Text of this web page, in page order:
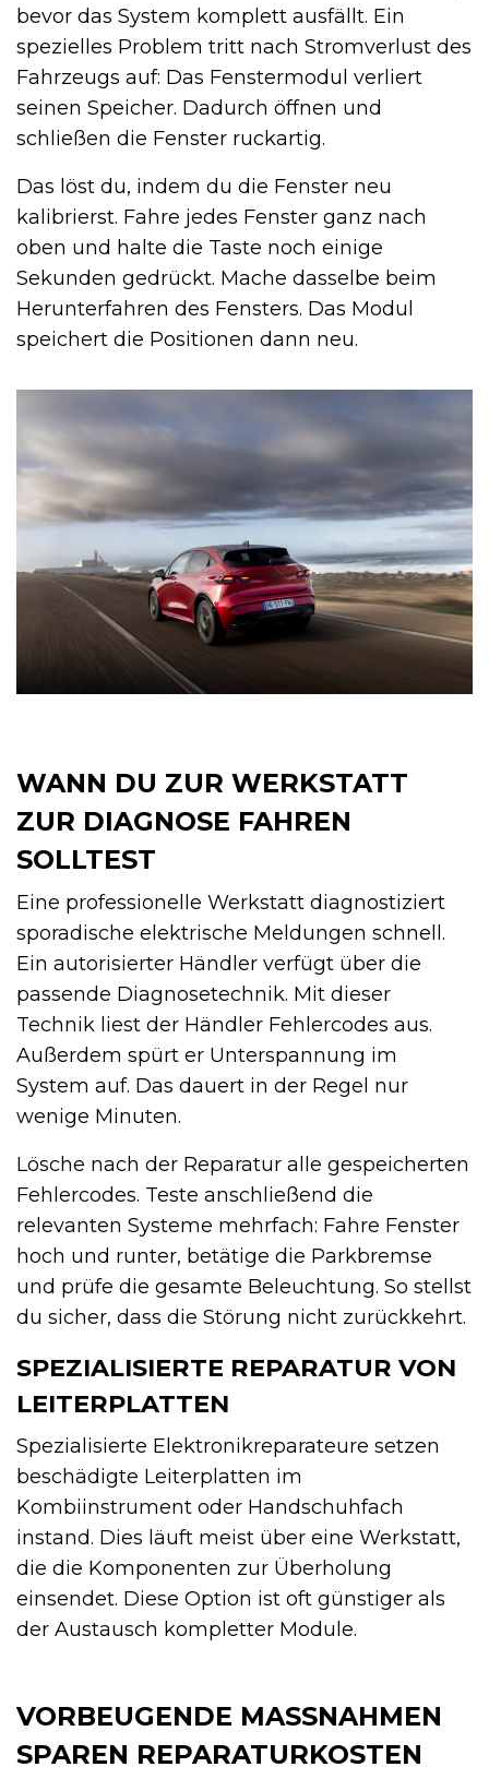
bevor das System komplett ausfällt. Ein
spezielles Problem tritt nach Stromverlust des
Fahrzeugs auf: Das Fenstermodul verliert
seinen Speicher. Dadurch öffnen und
schließen die Fenster ruckartig.
Das löst du, indem du die Fenster neu
kalibrierst. Fahre jedes Fenster ganz nach
oben und halte die Taste noch einige
Sekunden gedrückt. Mache dasselbe beim
Herunterfahren des Fensters. Das Modul
speichert die Positionen dann neu.
WANN DU ZUR WERKSTATT
ZUR DIAGNOSE FAHREN
SOLLTEST
Eine professionelle Werkstatt diagnostiziert
sporadische elektrische Meldungen schnell.
Ein autorisierter Händler verfügt über die
passende Diagnosetechnik. Mit dieser
Technik liest der Händler Fehlercodes aus.
Außerdem spürt er Unterspannung im
System auf. Das dauert in der Regel nur
wenige Minuten.
Lösche nach der Reparatur alle gespeicherten
Fehlercodes. Teste anschließend die
relevanten Systeme mehrfach: Fahre Fenster
hoch und runter, betätige die Parkbremse
und prüfe die gesamte Beleuchtung. So stellst
du sicher, dass die Störung nicht zurückkehrt.
SPEZIALISIERTE REPARATUR VON
LEITERPLATTEN
Spezialisierte Elektronikreparateure setzen
beschädigte Leiterplatten im
Kombiinstrument oder Handschuhfach
instand. Dies läuft meist über eine Werkstatt,
die die Komponenten zur Überholung
einsendet. Diese Option ist oft günstiger als
der Austausch kompletter Module.
VORBEUGENDE MASSNAHMEN S
PAREN REPARATURKOSTEN